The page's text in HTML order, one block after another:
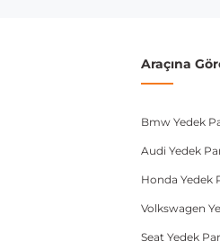
Araçına
Bmw Yedek
Audi Yedek
Honda Yedek
Volkswagen
Seat Yedek